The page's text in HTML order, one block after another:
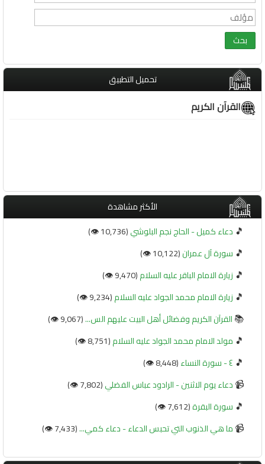
تحميل التطبيق
القرآن الكريم
الأكثر مشاهدة
🎵 دعاء كميل - الحاج نجم البلوشي(10,736 👁️)
🎵 سورة آل عمران(10,122 👁️)
🎵 زيارة الامام الباقر عليه السلام(9,470 👁️)
🎵 زيارة الامام محمد الجواد عليه السلام(9,234 👁️)
📚القرآن الكريم وفضائل أهل البيت عليهم الس...(9,067 👁️)
🎵 مولد الامام محمد الجواد عليه السلام(8,751 👁️)
🎵 ٤ - سورة النساء (8,448 👁️)
📹دعاء يوم الاثنين - الرادود عباس الفضلي(7,802 👁️)
🎵 سورة البقرة(7,612 👁️)
📹ما هي الذنوب التي تحبس الدعاء - دعاء كمي...(7,433 👁️)